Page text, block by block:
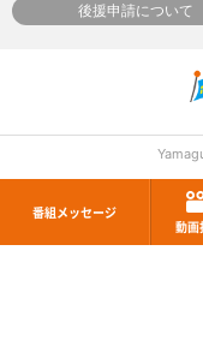
番組メッセージ
動画
後援申請について